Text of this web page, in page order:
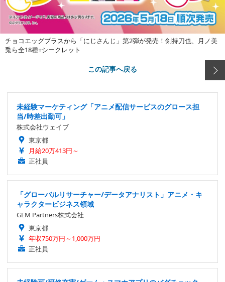
チョコエッグプラスから「にじさんじ」第2弾が発売！剣持刀也、月ノ美
兎ら全18種+シークレット
この記事へ戻る
未経験マーケティング「アニメ配信サービスのグロース担
当/時差出勤可」
株式会社ウェイブ
東京都
月給20万413円～
正社員
「グローバルリサーチャー/データアナリスト」アニメ・キ
ャラクタービジネス領域
GEM Partners株式会社
東京都
年収750万円～1,000万円
正社員